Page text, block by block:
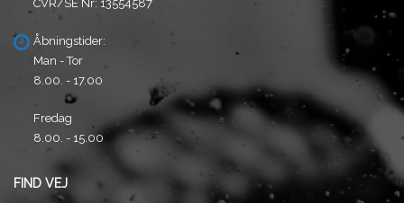
CVR/SE Nr: 13554587
Åbningstider:
Man - Tor
8.00. - 17.00
Fredag
8.00. - 15.00
FIND VEJ